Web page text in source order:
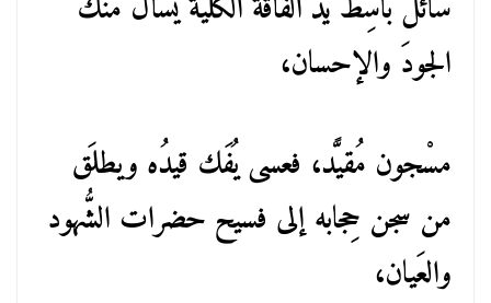
الجودَ والإحسان،
مسْجون مُقيًّد، فعسى يُفَك قيدُه ويطلَق
من سجن حِجابه إلى فسيح حضرات الشُّهود
والعَيان،